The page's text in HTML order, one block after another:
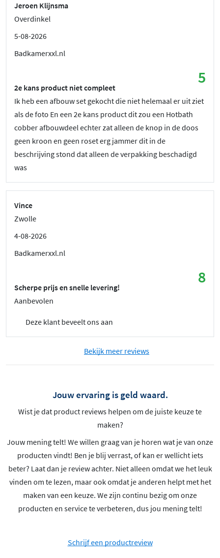
Jeroen Klijnsma
Overdinkel
5-08-2026
Badkamerxxl.nl
5
2e kans product niet compleet
Ik heb een afbouw set gekocht die niet helemaal er uit ziet
als de foto En een 2e kans product dit zou een Hotbath
cobber afbouwdeel echter zat alleen de knop in de doos
geen kroon en geen roset erg jammer dit in de
beschrijving stond dat alleen de verpakking beschadigd
was
Vince
Zwolle
4-08-2026
Badkamerxxl.nl
8
Scherpe prijs en snelle levering!
Aanbevolen
Deze klant beveelt ons aan
Bekijk meer reviews
Jouw ervaring is geld waard.
Wist je dat product reviews helpen om de juiste keuze te
maken?
Jouw mening telt! We willen graag van je horen wat je van onze
producten vindt! Ben je blij verrast, of kan er wellicht iets
beter? Laat dan je review achter. Niet alleen omdat we het leuk
vinden om te lezen, maar ook omdat je anderen helpt met het
maken van een keuze. We zijn continu bezig om onze
producten en service te verbeteren, dus jou mening telt!
Schrijf een productreview